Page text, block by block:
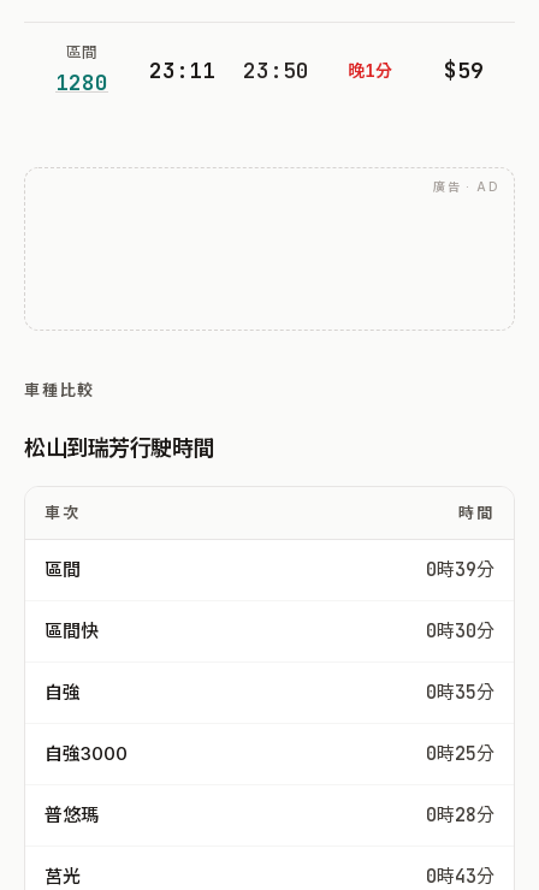
區間
1280 23:11 23:50 晚1分 $59
廣告 · AD
車種比較
松山到瑞芳行駛時間
車次 時間
區間 0時39分
區間快 0時30分
自強 0時35分
自強3000 0時25分
普悠瑪 0時28分
莒光 0時43分